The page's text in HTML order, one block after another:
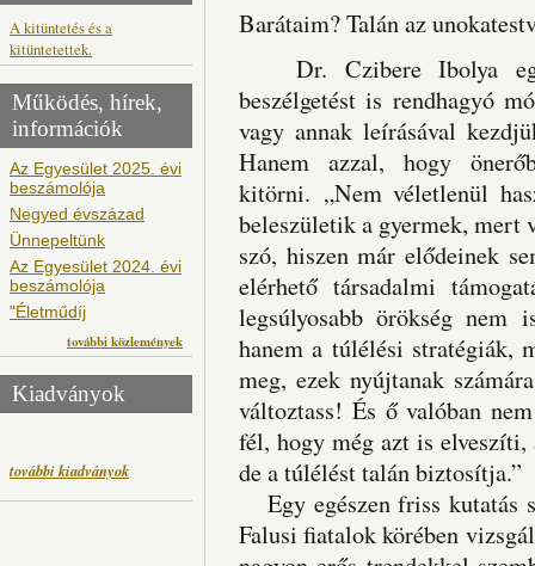
A kitüntetés és a
kitüntetettek.
Működés, hírek,
információk
Az Egyesület 2025. évi
beszámolója
Negyed évszázad
Ünnepeltünk
Az Egyesület 2024. évi
beszámolója
"Életműdíj
további közlemények
Kiadványok
további kiadványok
Barátaim? Talán az
Dr. Czibere Ibolya
beszélgetést is rendhagyó
vagy annak leírásával
Hanem azzal, hogy
kitörni. „Nem véletlenül
beleszületik a gyermek, mert
szó, hiszen már elődeinek
elérhető társadalmi
legsúlyosabb örökség nem
hanem a túlélési stratégiák,
meg, ezek nyújtanak
változtass! És ő valóban
fél, hogy még azt is elveszíti,
de a túlélést talán biztosítja.”
Egy egészen friss kutatás
Falusi fiatalok körében